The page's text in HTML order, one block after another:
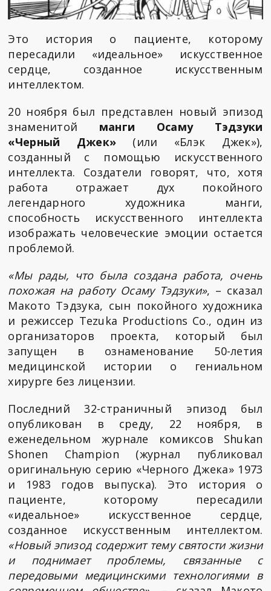
Это история о пациенте, которому
пересадили «идеальное» искусственное
сердце, созданное искусственным
интеллектом.
20 ноября был представлен новый эпизод
знаменитой манги Осаму Тэдзуки
«Черный Джек» (или «Блэк Джек»),
созданный с помощью искусственного
интеллекта. Создатели говорят, что, хотя
работа отражает дух покойного
легендарного художника манги,
способность искусственного интеллекта
изображать человеческие эмоции остается
проблемой.
«Мы рады, что была создана работа, очень
похожая на работу Осаму Тэдзуки», – сказал
Макото Тэдзука, сын покойного художника
и режиссер Tezuka Productions Co., один из
организаторов проекта, который был
запущен в ознаменование 50-летия
медицинской истории о гениальном
хирурге без лицензии.
Последний 32-страничный эпизод был
опубликован в среду, 22 ноября, в
еженедельном журнале комиксов Shukan
Shonen Champion (журнал публиковал
оригинальную серию «Черного Джека» 1973
и 1983 годов выпуска). Это история о
пациенте, которому пересадили
«идеальное» искусственное сердце,
созданное искусственным интеллектом.
«Новый эпизод содержит тему святости жизни
и поднимает проблемы, связанные с
передовыми медицинскими технологиями в